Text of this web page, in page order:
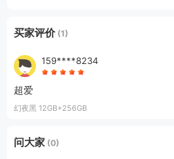
买家评价 (1)
159****8234
超爱
幻夜黑 12GB+256GB
问大家 (0)